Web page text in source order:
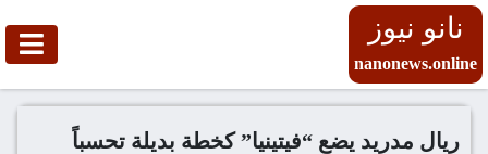
نانو نيوز
nanonews.online
ريال مدريد يضع “فيتينيا” كخطة بديلة تحسباً